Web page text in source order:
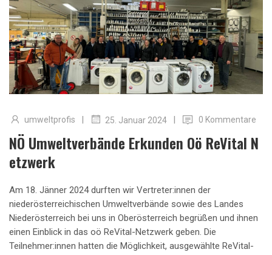
umweltprofis | 25. Januar 2024 | 0 Kommentare
NÖ Umweltverbände Erkunden Oö ReVital N
Etzwerk
Am 18. Jänner 2024 durften wir Vertreter:innen der
niederösterreichischen Umweltverbände sowie des Landes
Niederösterreich bei uns in Oberösterreich begrüßen und ihnen
einen Einblick in das oö ReVital-Netzwerk geben. Die
Teilnehmer:innen hatten die Möglichkeit, ausgewählte ReVital-